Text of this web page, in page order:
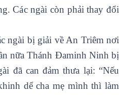
Các ngài còn phải thay đổi
ngài bị giải về An Triêm nơi
nữa Thánh Ðaminh Ninh bị
đã can đảm thưa lại: “Nếu
dể cha mẹ mình thì làm